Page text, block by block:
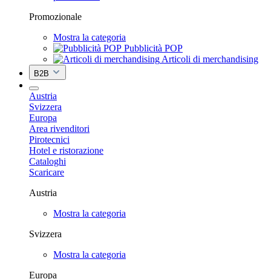
Promozionale
Mostra la categoria
Pubblicità POP
Articoli di merchandising
B2B
Austria
Svizzera
Europa
Area rivenditori
Pirotecnici
Hotel e ristorazione
Cataloghi
Scaricare
Austria
Mostra la categoria
Svizzera
Mostra la categoria
Europa